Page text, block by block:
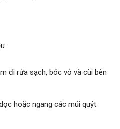
đi rửa sạch, bóc vỏ và cùi bên
hoặc ngang các múi quýt